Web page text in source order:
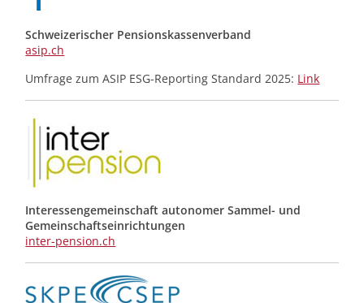
Schweizerischer Pensionskassenverband
asip.ch
Umfrage zum ASIP ESG-Reporting Standard 2025: Link
Interessengemeinschaft autonomer Sammel- und
Gemeinschafts­einrichtungen
inter-pension.ch